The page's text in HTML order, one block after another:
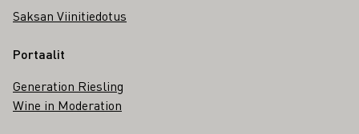
Saksan Viinitiedotus
Portaalit
Generation Riesling
Wine in Moderation